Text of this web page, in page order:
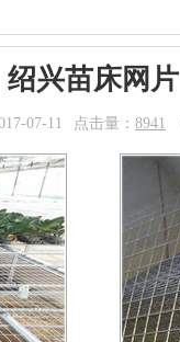
绍兴苗床网片
07-11 点击量： 8941